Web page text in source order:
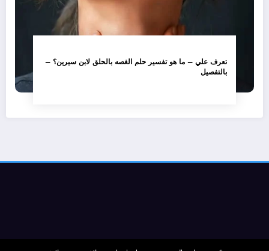
تعرف علي – ما هو تفسير حلم الغصه بالحلق لابن سيرين؟ –
بالتفصيل